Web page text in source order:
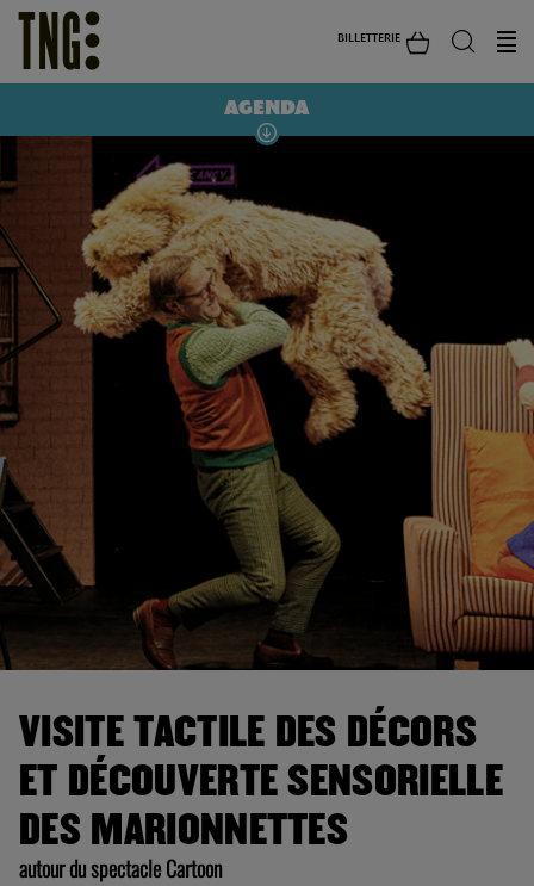
BILLETTERIE
AGENDA
VISITE TACTILE DES DÉCORS
ET DÉCOUVERTE SENSORIELLE
DES MARIONNETTES
autour du spectacle Cartoon